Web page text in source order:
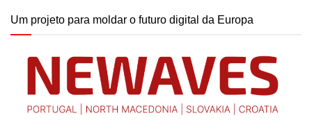
Um projeto para moldar o futuro digital da Europa